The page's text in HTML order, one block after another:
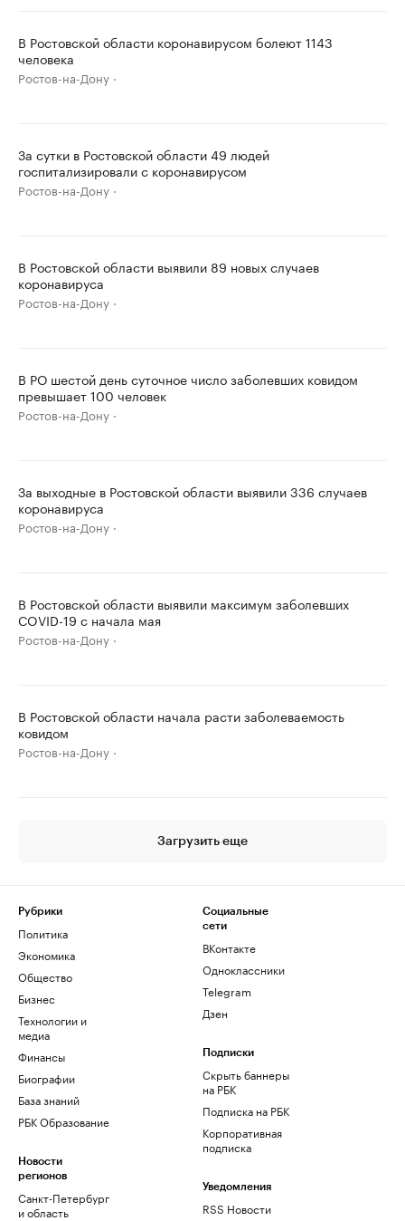
В Ростовской области коронавирусом болеют 1143
человека
Ростов-на-Дону
За сутки в Ростовской области 49 людей
госпитализировали с коронавирусом
Ростов-на-Дону
В Ростовской области выявили 89 новых случаев
коронавируса
Ростов-на-Дону
В РО шестой день суточное число заболевших ковидом
превышает 100 человек
Ростов-на-Дону
За выходные в Ростовской области выявили 336 случаев
коронавируса
Ростов-на-Дону
В Ростовской области выявили максимум заболевших
COVID-19 с начала мая
Ростов-на-Дону
В Ростовской области начала расти заболеваемость
ковидом
Ростов-на-Дону
Загрузить еще
Рубрики
Политика
Экономика
Общество
Бизнес
Технологии и
медиа
Финансы
Биографии
База знаний
РБК Образование
Новости
регионов
Санкт-Петербург
и область
Социальные
сети
ВКонтакте
Одноклассники
Telegram
Дзен
Подписки
Скрыть баннеры
на РБК
Подписка на РБК
Корпоративная
подписка
Уведомления
RSS Новости